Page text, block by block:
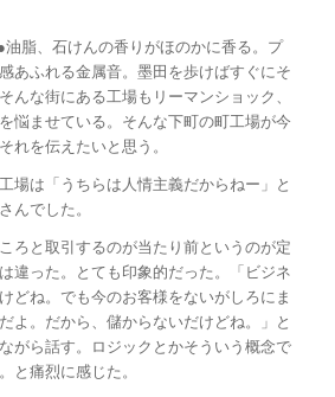
脂、石けんの香りがほのかに香る。プ
あふれる金属音。墨田を歩けばすぐにそ
んな街にある工場もリーマンショック、
悩ませている。そんな下町の町工場が今
れを伝えたいと思う。
場は「うちらは人情主義だからねー」と
んでした。
ろと取引するのが当たり前というのが定
違った。とても印象的だった。「ビジネ
どね。でも今のお客様をないがしろにま
よ。だから、儲からないだけどね。」と
がら話す。ロジックとかそういう概念で
と痛烈に感じた。